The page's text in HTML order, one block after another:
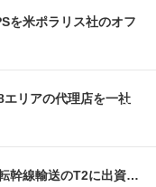
を米ポラリス社のオフ
リアの代理店を一社
幹線輸送のT2に出資…